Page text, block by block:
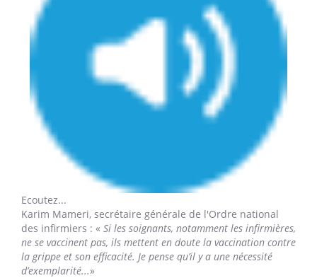
Ecoutez...
Karim Mameri, secrétaire générale de l'Ordre national
des infirmiers : « Si les soignants, notamment les infirmières,
ne se vaccinent pas, ils mettent en doute la vaccination contre
la grippe et son efficacité. Je pense qu’il y a une nécessité
d’exemplarité...»